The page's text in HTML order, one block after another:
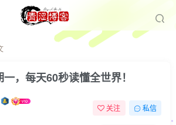
，每天60秒读懂全世界！
关注 私信